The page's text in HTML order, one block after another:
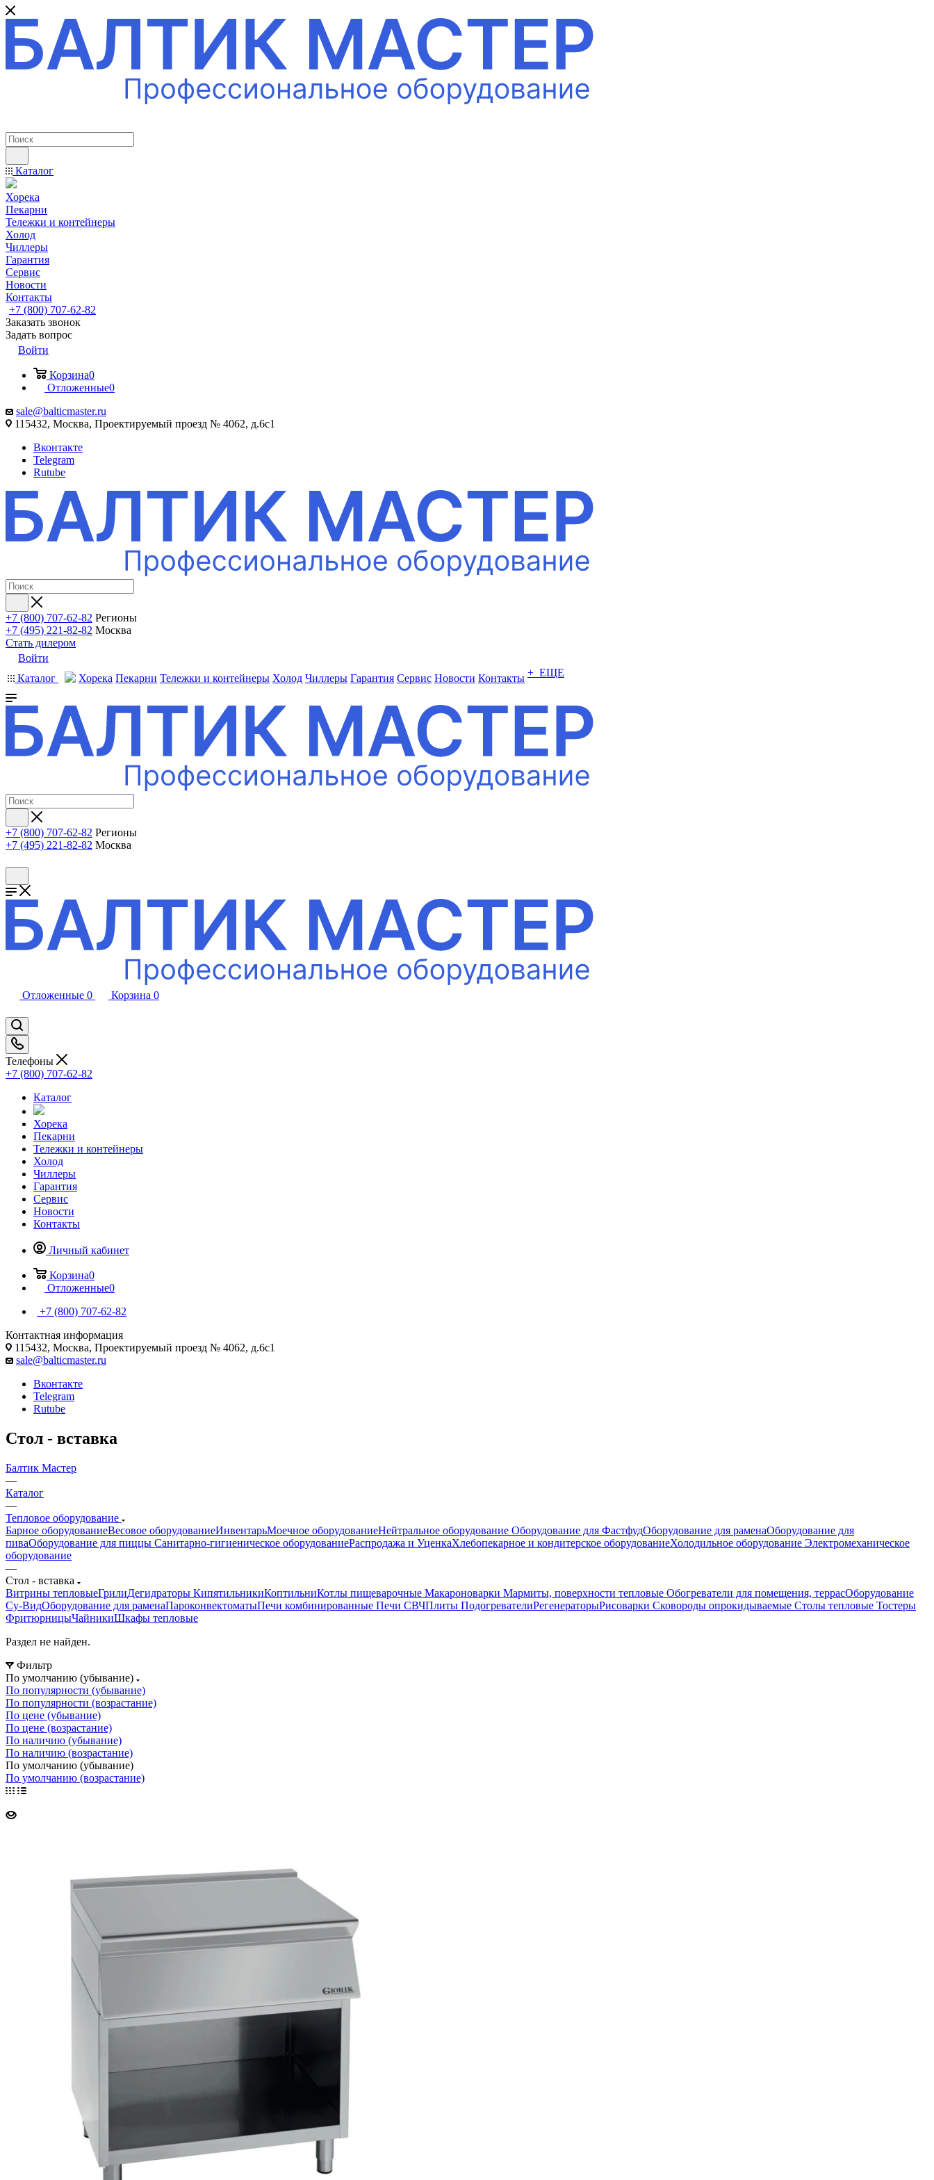
Каталог
Хорека
Пекарни
Тележки и контейнеры
Холод
Чиллеры
Гарантия
Сервис
Новости
Контакты
+7 (800) 707-62-82
Заказать звонок
Задать вопрос
Войти
Корзина0
Отложенные0
sale@balticmaster.ru
115432, Москва, Проектируемый проезд № 4062, д.6с1
Вконтакте
Telegram
Rutube
+7 (800) 707-62-82 Регионы
+7 (495) 221-82-82 Москва
Стать дилером
Войти
Каталог
Хорека Пекарни Тележки и контейнеры Холод Чиллеры Гарантия Сервис Новости Контакты + ЕЩЕ
+7 (800) 707-62-82 Регионы
+7 (495) 221-82-82 Москва
Отложенные 0 Корзина 0
Телефоны
+7 (800) 707-62-82
Каталог
Хорека
Пекарни
Тележки и контейнеры
Холод
Чиллеры
Гарантия
Сервис
Новости
Контакты
Личный кабинет
Корзина0
Отложенные0
+7 (800) 707-62-82
Контактная информация
115432, Москва, Проектируемый проезд № 4062, д.6с1
sale@balticmaster.ru
Вконтакте
Telegram
Rutube
Стол - вставка
Балтик Мастер
—
Каталог
—
Тепловое оборудование
Барное оборудованиеВесовое оборудованиеИнвентарьМоечное оборудованиеНейтральное оборудование Оборудование для ФастфудОборудование для раменаОборудование для
пиваОборудование для пиццы Санитарно-гигиеническое оборудованиеРаспродажа и УценкаХлебопекарное и кондитерское оборудованиеХолодильное оборудование Электромеханическое
оборудование
—
Стол - вставка
Витрины тепловыеГрилиДегидраторы КипятильникиКоптильниКотлы пищеварочные Макароноварки Мармиты, поверхности тепловые Обогреватели для помещения, террасОборудование
Су-BидОборудование для раменаПароконвектоматыПечи комбинированные Печи СВЧПлиты ПодогревателиРегенераторыРисоварки Сковороды опрокидываемые Столы тепловые Тостеры
ФритюрницыЧайникиШкафы тепловые
Раздел не найден.
Фильтр
По умолчанию (убывание)
По популярности (убывание)
По популярности (возрастание)
По цене (убывание)
По цене (возрастание)
По наличию (убывание)
По наличию (возрастание)
По умолчанию (убывание)
По умолчанию (возрастание)